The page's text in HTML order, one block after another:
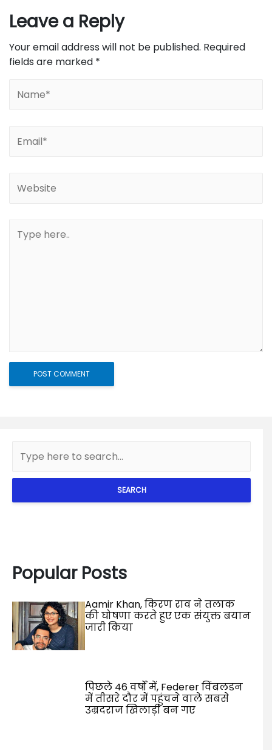
Leave a Reply
Your email address will not be published. Required
fields are marked *
SEARCH
Popular Posts
Aamir Khan, किरण राव ने तलाक
की घोषणा करते हुए एक संयुक्त बयान
जारी किया
पिछले 46 वर्षों में, Federer विंबलडन
में तीसरे दौर में पहुंचने वाले सबसे
उम्रदराज खिलाड़ी बन गए